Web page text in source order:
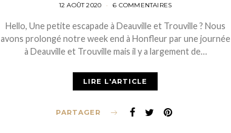
POSTED
12 AOÛT 2020 6 COMMENTAIRES
Hello, Une petite escapade à Deauville et Trouville ? Nous
avons prolongé notre week end à Honfleur par une journée
à Deauville et Trouville mais il y a largement de…
LIRE L'ARTICLE
PARTAGER